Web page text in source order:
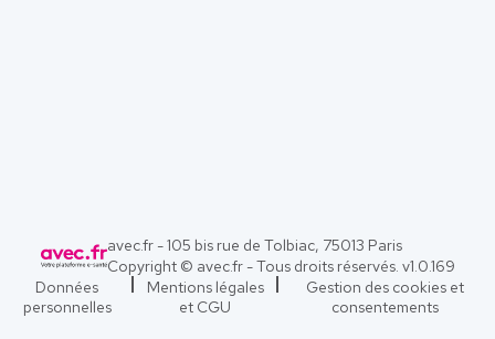
avec.fr - 105 bis rue de Tolbiac, 75013 Paris
Copyright © avec.fr - Tous droits réservés. v1.0.169
Données
personnelles
Mentions légales
et CGU
Gestion des cookies et
consentements